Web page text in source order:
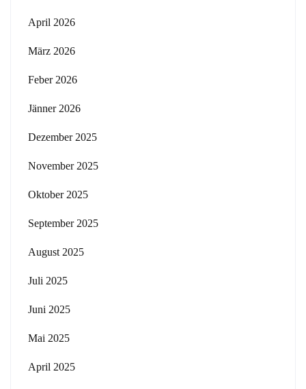
April 2026
März 2026
Feber 2026
Jänner 2026
Dezember 2025
November 2025
Oktober 2025
September 2025
August 2025
Juli 2025
Juni 2025
Mai 2025
April 2025